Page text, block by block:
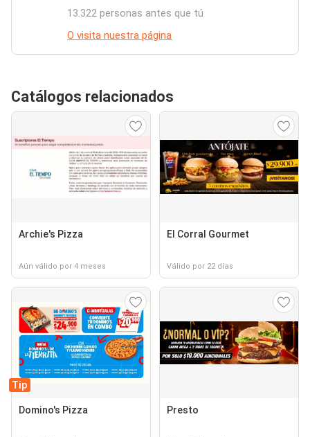
13.322 personas antes que tú
O visita nuestra página
Catálogos relacionados
Archie's Pizza
Aún válido por 4 meses
El Corral Gourmet
Válido por 22 días
Tip
Domino's Pizza Presto